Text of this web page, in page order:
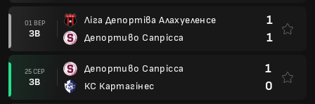
01 ВЕР
ЗВ
Ліга Депортіва Алахуеленсе
Депортиво Сапрісса
1
1
25 СЕР
ЗВ
Депортиво Сапрісса
КС Картагінес
1
0